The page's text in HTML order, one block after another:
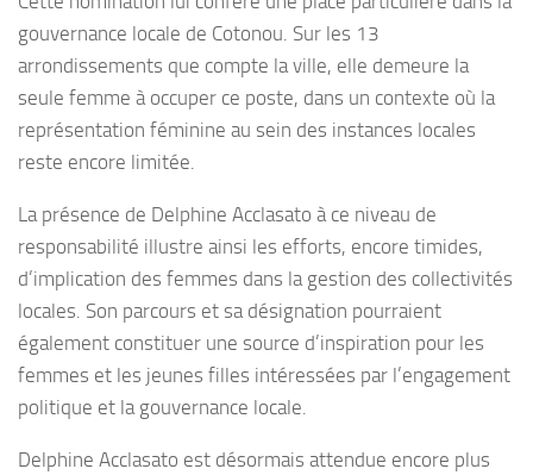
gouvernance locale de Cotonou. Sur les 13
arrondissements que compte la ville, elle demeure la
seule femme à occuper ce poste, dans un contexte où la
représentation féminine au sein des instances locales
reste encore limitée.
La présence de Delphine Acclasato à ce niveau de
responsabilité illustre ainsi les efforts, encore timides,
d’implication des femmes dans la gestion des collectivités
locales. Son parcours et sa désignation pourraient
également constituer une source d’inspiration pour les
femmes et les jeunes filles intéressées par l’engagement
politique et la gouvernance locale.
Delphine Acclasato est désormais attendue encore plus